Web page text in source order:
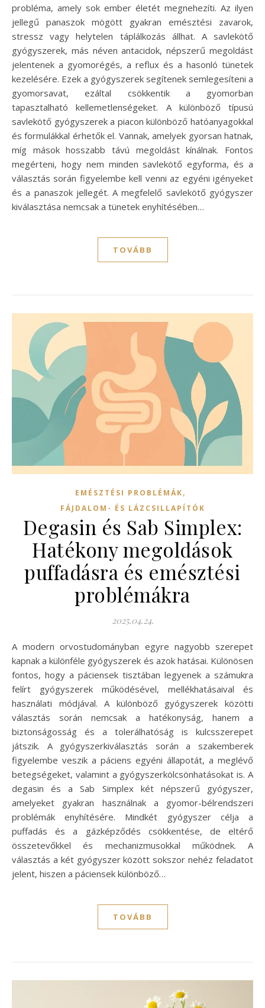
probléma, amely sok ember életét megnehezíti. Az ilyen
jellegű panaszok mögött gyakran emésztési zavarok,
stressz vagy helytelen táplálkozás állhat. A savlekötő
gyógyszerek, más néven antacidok, népszerű megoldást
jelentenek a gyomorégés, a reflux és a hasonló tünetek
kezelésére. Ezek a gyógyszerek segítenek semlegesíteni a
gyomorsavat, ezáltal csökkentik a gyomorban
tapasztalható kellemetlenségeket. A különböző típusú
savlekötő gyógyszerek a piacon különböző hatóanyagokkal
és formulákkal érhetők el. Vannak, amelyek gyorsan hatnak,
míg mások hosszabb távú megoldást kínálnak. Fontos
megérteni, hogy nem minden savlekötő egyforma, és a
választás során figyelembe kell venni az egyéni igényeket
és a panaszok jellegét. A megfelelő savlekötő gyógyszer
kiválasztása nemcsak a tünetek enyhítésében…
TOVÁBB
EMÉSZTÉSI PROBLÉMÁK,
FÁJDALOM- ÉS LÁZCSILLAPÍTÓK
Degasin és Sab Simplex:
Hatékony megoldások
puffadásra és emésztési
problémákra
2025.04.24.
A modern orvostudományban egyre nagyobb szerepet
kapnak a különféle gyógyszerek és azok hatásai. Különösen
fontos, hogy a páciensek tisztában legyenek a számukra
felírt gyógyszerek működésével, mellékhatásaival és
használati módjával. A különböző gyógyszerek közötti
választás során nemcsak a hatékonyság, hanem a
biztonságosság és a tolerálhatóság is kulcsszerepet
játszik. A gyógyszerkiválasztás során a szakemberek
figyelembe veszik a páciens egyéni állapotát, a meglévő
betegségeket, valamint a gyógyszerkölcsönhatásokat is. A
degasin és a Sab Simplex két népszerű gyógyszer,
amelyeket gyakran használnak a gyomor-bélrendszeri
problémák enyhítésére. Mindkét gyógyszer célja a
puffadás és a gázképződés csökkentése, de eltérő
összetevőkkel és mechanizmusokkal működnek. A
választás a két gyógyszer között sokszor nehéz feladatot
jelent, hiszen a páciensek különböző…
TOVÁBB